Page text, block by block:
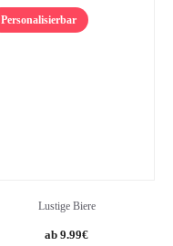
Personalisierbar
Lustige Biere
9.99€